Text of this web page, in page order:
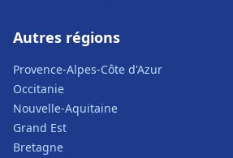
Autres régions
Provence-Alpes-Côte d'Azur
Occitanie
Nouvelle-Aquitaine
Grand Est
Bretagne